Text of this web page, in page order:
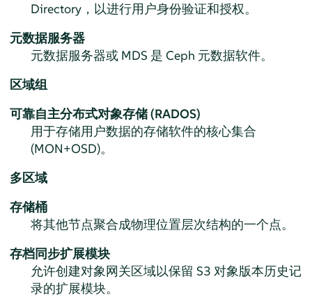
Directory，以进行用户身份验证和授权。
元数据服务器
元数据服务器或 MDS 是 Ceph 元数据软件。
区域组
可靠自主分布式对象存储 (RADOS)
用于存储用户数据的存储软件的核心集合
(MON+OSD)。
多区域
存储桶
将其他节点聚合成物理位置层次结构的一个点。
存档同步扩展模块
允许创建对象网关区域以保留 S3 对象版本历史记
录的扩展模块。